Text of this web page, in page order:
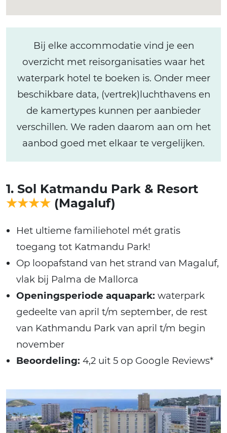
Bij elke accommodatie vind je een
overzicht met reisorganisaties waar het
waterpark hotel te boeken is. Onder meer
beschikbare data, (vertrek)luchthavens en
de kamertypes kunnen per aanbieder
verschillen. We raden daarom aan om het
aanbod goed met elkaar te vergelijken.
1. Sol Katmandu Park & Resort
★★★★ (Magaluf)
Het ultieme familiehotel mét gratis
toegang tot Katmandu Park!
Op loopafstand van het strand van Magaluf,
vlak bij Palma de Mallorca
Openingsperiode aquapark: waterpark
gedeelte van april t/m september, de rest
van Kathmandu Park van april t/m begin
november
Beoordeling: 4,2 uit 5 op Google Reviews*